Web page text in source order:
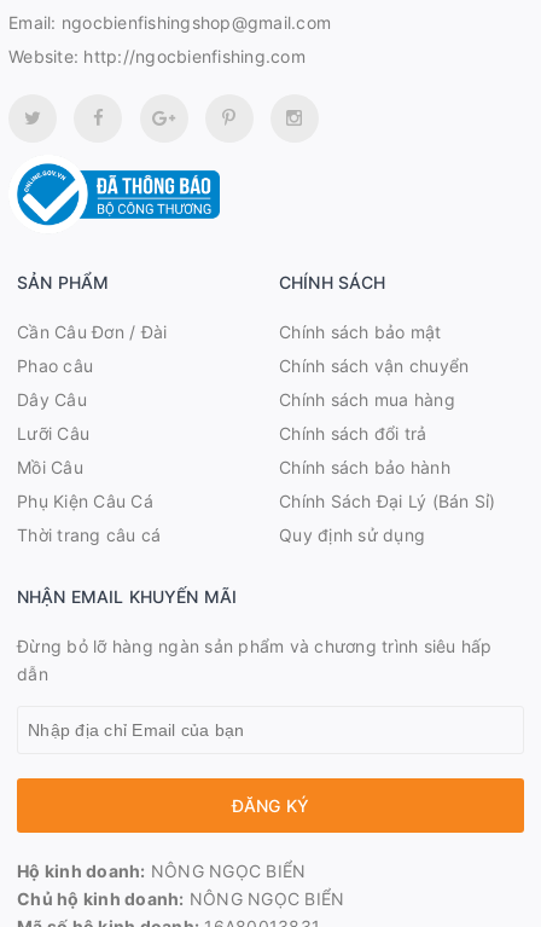
Email: ngocbienfishingshop@gmail.com
Website: http://ngocbienfishing.com
SẢN PHẨM
Cần Câu Đơn / Đài
Phao câu
Dây Câu
Lưỡi Câu
Mồi Câu
Phụ Kiện Câu Cá
Thời trang câu cá
CHÍNH SÁCH
Chính sách bảo mật
Chính sách vận chuyển
Chính sách mua hàng
Chính sách đổi trả
Chính sách bảo hành
Chính Sách Đại Lý (Bán Sỉ)
Quy định sử dụng
NHẬN EMAIL KHUYẾN MÃI
Đừng bỏ lỡ hàng ngàn sản phẩm và chương trình siêu hấp
dẫn
ĐĂNG KÝ
Hộ kinh doanh: NÔNG NGỌC BIỂN
Chủ hộ kinh doanh: NÔNG NGỌC BIỂN